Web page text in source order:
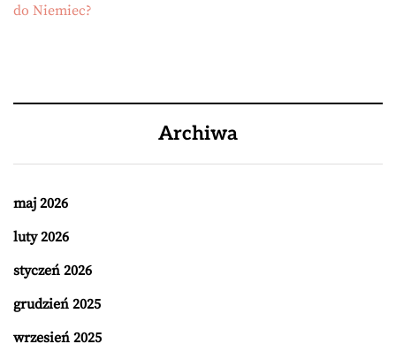
do Niemiec?
Archiwa
maj 2026
luty 2026
styczeń 2026
grudzień 2025
wrzesień 2025